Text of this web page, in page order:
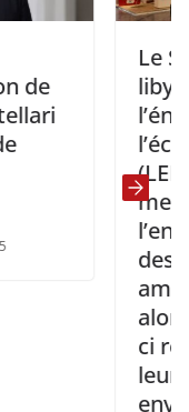
Le
libyen sur
l’énergie
(LEES)
mettra
des
alors que
ci
leur
envers